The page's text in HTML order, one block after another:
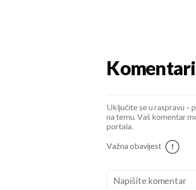
Komentari
Uključite se u raspravu –
na temu. Vaš komentar
portala.
Važna obavijest !